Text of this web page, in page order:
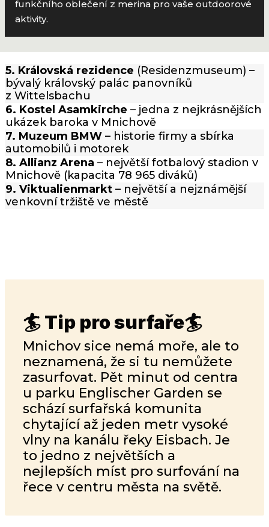
funkčního oblečení z merina pro vaše outdoorové
aktivity.
5. Královská rezidence (Residenzmuseum) –
bývalý královský palác panovníků
z Wittelsbachu
6. Kostel Asamkirche – jedna z nejkrásnějších
ukázek baroka v Mnichově
7. Muzeum BMW – historie firmy a sbírka
automobilů i motorek
8. Allianz Arena – největší fotbalový stadion v
Mnichově (kapacita 78 965 diváků)
9. Viktualienmarkt – největší a nejznámější
venkovní tržiště ve městě
🏄 Tip pro surfaře🏄
Mnichov sice nemá moře, ale to
neznamená, že si tu nemůžete
zasurfovat. Pět minut od centra
u parku Englischer Garden se
schází surfařská komunita
chytající až jeden metr vysoké
vlny na kanálu řeky Eisbach. Je
to jedno z největších a
nejlepších míst pro surfování na
řece v centru města na světě.